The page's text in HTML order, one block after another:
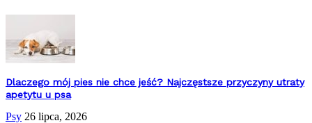
Dlaczego mój pies nie chce jeść? Najczęstsze przyczyny utraty
apetytu u psa
Psy 26 lipca, 2026